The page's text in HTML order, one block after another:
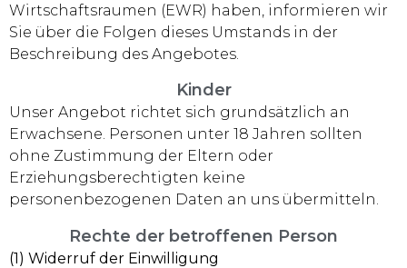
Wirtschaftsraumen (EWR) haben, informieren wir
Sie über die Folgen dieses Umstands in der
Beschreibung des Angebotes.
Kinder
Unser Angebot richtet sich grundsätzlich an
Erwachsene. Personen unter 18 Jahren sollten
ohne Zustimmung der Eltern oder
Erziehungsberechtigten keine
personenbezogenen Daten an uns übermitteln.
Rechte der betroffenen Person
(1) Widerruf der Einwilligung